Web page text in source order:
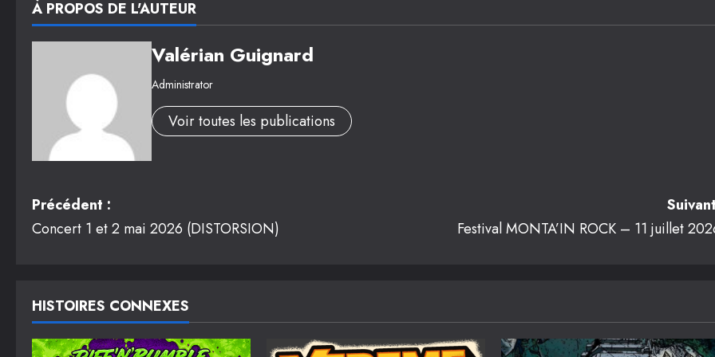
À PROPOS DE L'AUTEUR
Valérian Guignard
Administrator
Voir toutes les publications
N
a
i
g
Précédent :
Concert 1 et 2 mai 2026 (DISTORSION)
Festival MONTA’IN ROCK – 11 juillet
HISTOIRES CONNEXES